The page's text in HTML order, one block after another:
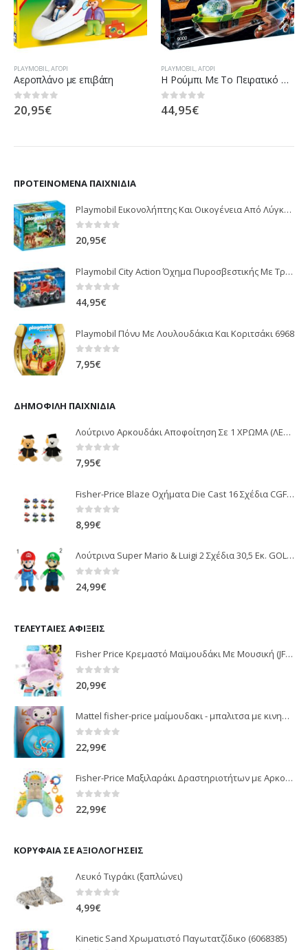
PLAYMOBIL,ΑΓΌΡΙ
Αεροπλάνο με επιβάτη
0out of 5
20,95€
PLAYMOBIL,ΑΓΌΡΙ
H Ρούμπι Με Το Πειρατικό Chameleon
0out of 5
44,95€
ΠΡΟΤΕΙΝΌΜΕΝΑ ΠΑΙΧΝΊΔΙΑ
Playmobil Εικονολήπτης Και Οικογένεια Από Λύγκες 5561
0 out of 5
20,95€
Playmobil City Action Όχημα Πυροσβεστικής Με Τροχαλία Ρυμούλκησης 9466
0 out of 5
44,95€
Playmobil Πόνυ Με Λουλουδάκια Και Κοριτσάκι 6968
0out of 5
7,95€
ΔΗΜΟΦΙΛΉ ΠΑΙΧΝΊΔΙΑ
Λούτρινο Αρκουδάκι Αποφοίτηση Σε 1 ΧΡΩΜΑ (ΛΕΥΚΟ)25Εκ 1850
0out of 5
7,95€
Fisher-Price Blaze Οχήματα Die Cast 16 Σχέδια CGF20
0 out of 5
8,99€
Λούτρινα Super Mario & Luigi 2 Σχέδια 30,5 Εκ. GOL13769
0 out of 5
24,99€
ΤΕΛΕΥΤΑΊΕΣ ΑΦΊΞΕΙΣ
Fisher Price Κρεμαστό Μαϊμουδάκι Με Μουσική (JFF02)
0 out of 5
20,99€
Mattel fisher-price μαίμουδακι - μπαλιτσα με κινηση JLB95
22,99€
Fisher-Price Μαξιλαράκι Δραστηριοτήτων με Αρκουδάκι (JHB44)
22,99€
ΚΟΡΥΦΑΊΑ ΣΕ ΑΞΙΟΛΟΓΉΣΕΙΣ
Λευκό Τιγράκι (ξαπλώνει)
4,99€
Kinetic Sand Χρωματιστό Παγωτατζίδικο (6068385)